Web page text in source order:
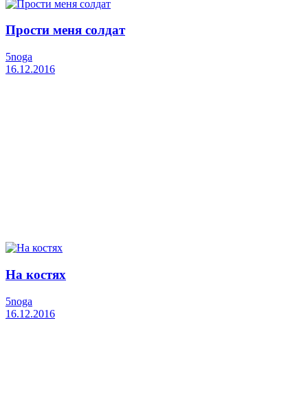
Прости меня солдат
5noga
16.12.2016
На костях
5noga
16.12.2016